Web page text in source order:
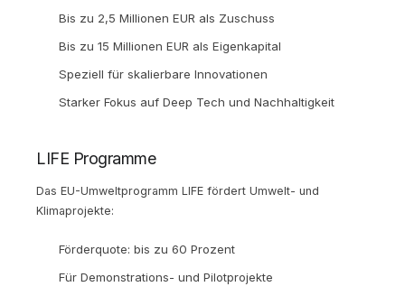
Bis zu 2,5 Millionen EUR als Zuschuss
Bis zu 15 Millionen EUR als Eigenkapital
Speziell für skalierbare Innovationen
Starker Fokus auf Deep Tech und Nachhaltigkeit
LIFE Programme
Das EU-Umweltprogramm LIFE fördert Umwelt- und
Klimaprojekte:
Förderquote: bis zu 60 Prozent
Für Demonstrations- und Pilotprojekte